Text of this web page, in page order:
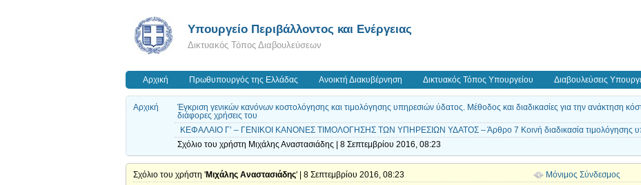
Yπουργείο Περιβάλλοντος και Ενέργειας
Δικτυακός Τόπος Διαβουλεύσεων
Αρχική Πρωθυπουργός της Ελλάδας Ανοικτή Διακυβέρνηση Δικτυακός Τόπος Υπουργείου Διαβουλεύσεις
Αρχική
Έγκριση γενικών κανόνων κοστολόγησης και τιμολόγησης υπηρεσιών ύδατος. Μέθοδος και διαδικασίες για την ανάκτηση
διάφορες χρήσεις του
ΚΕΦΑΛΑΙΟ Γ’ – ΓΕΝΙΚΟΙ ΚΑΝΟΝΕΣ ΤΙΜΟΛΟΓΗΣΗΣ ΤΩΝ ΥΠΗΡΕΣΙΩΝ ΥΔΑΤΟΣ – Άρθρο 7 Κοινή διαδικασία τιμολόγησης
Σχόλιο του χρήστη Μιχάλης Αναστασιάδης | 8 Σεπτεμβρίου 2016, 08:23
Σχόλιο του χρήστη 'Μιχάλης Αναστασιάδης' | 8 Σεπτεμβρίου 2016, 08:23
Μόνιμος Σύνδεσμος